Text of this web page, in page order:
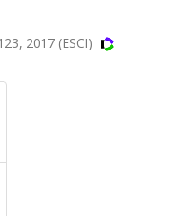
2017 (ESCI)